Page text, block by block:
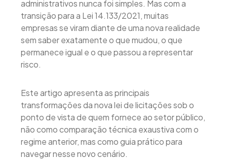
administrativos nunca foi simples. Mas com a
transição para a Lei 14.133/2021, muitas
empresas se viram diante de uma nova realidade
sem saber exatamente o que mudou, o que
permanece igual e o que passou a representar
risco.
Este artigo apresenta as principais
transformações da nova lei de licitações sob o
ponto de vista de quem fornece ao setor público,
não como comparação técnica exaustiva com o
regime anterior, mas como guia prático para
navegar nesse novo cenário.